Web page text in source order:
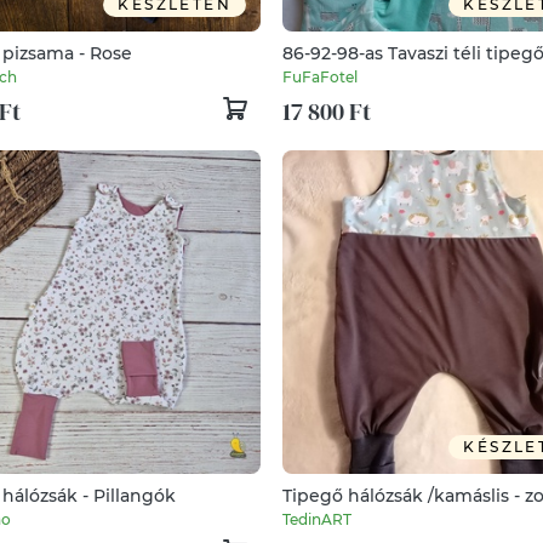
KÉSZLETEN
- Rose
86-92-98-as Tavaszi téli tipegő
hálózsák 20-22 fokba menta
FuFaFotel
17 800 Ft
- Pillangók Tipegő hálózsák /kamáslis -
TedinART